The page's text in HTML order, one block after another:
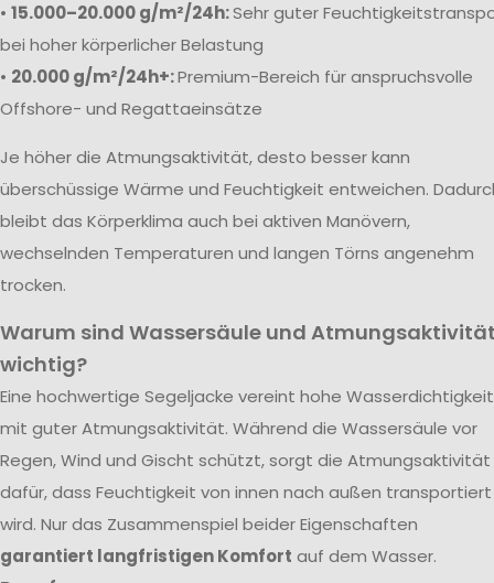
• 15.000–20.000 g/m²/24h:Sehr guter
bei hoher körperlicher Belastung
• 20.000 g/m²/24h+:Premium-Bereich für anspruchsvolle
Offshore- und Regattaeinsätze
Je höher die Atmungsaktivität, desto besser kann
überschüssige Wärme und Feuchtigkeit entweichen.
bleibt das Körperklima auch bei aktiven Manövern,
wechselnden Temperaturen und langen Törns angenehm
trocken.
Warum sind Wassersäule und
wichtig?
Eine hochwertige Segeljacke vereint hohe Wasserdichtigkeit
mit guter Atmungsaktivität. Während die Wassersäule vor
Regen, Wind und Gischt schützt, sorgt die Atmungsaktivität
dafür, dass Feuchtigkeit von innen nach außen transportiert
wird. Nur das Zusammenspiel beider Eigenschaften
garantiert langfristigen Komfort auf dem Wasser.